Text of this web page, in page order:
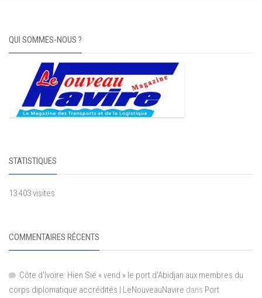
QUI SOMMES-NOUS ?
STATISTIQUES
13 403 visites
COMMENTAIRES RÉCENTS
Côte d'Ivoire: Hien Sié « vend » le port d'Abidjan aux membres du
corps diplomatique accrédités | LeNouveauNavire dans Port